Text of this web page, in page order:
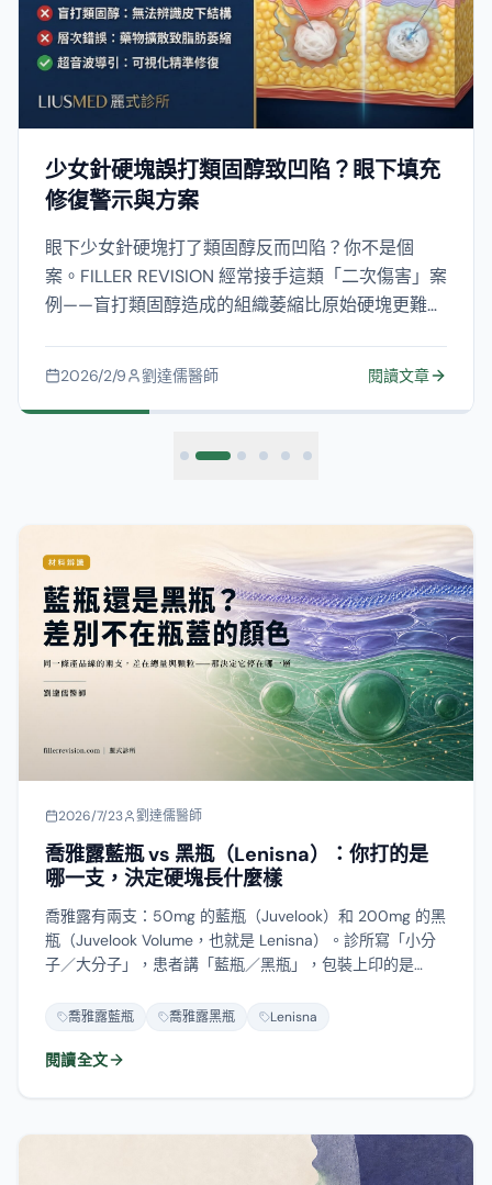
少女針硬塊誤打類固醇致凹陷？眼下填充
修復警示與方案
眼下少女針硬塊打了類固醇反而凹陷？你不是個
案。FILLER REVISION 經常接手這類「二次傷害」案
例——盲打類固醇造成的組織萎縮比原始硬塊更難處
2026/2/9 劉達儒醫師 閱讀文章
2026/7/23 劉達儒醫師
喬雅露藍瓶 vs 黑瓶（Lenisna）：你打的是
哪一支，決定硬塊長什麼樣
喬雅露有兩支：50mg 的藍瓶（Juvelook）和 200mg 的黑
瓶（Juvelook Volume，也就是 Lenisna）。診所寫「小分
子／大分子」，患者講「藍瓶／黑瓶」，包裝上印的是
診所的報價比了半天，其實在比同一支。這篇把兩支的成分
是水光針所以不會結節」站不住腳，以及水光槍打得進去打
喬雅露藍瓶 喬雅露黑瓶 Lenisna
閱讀全文